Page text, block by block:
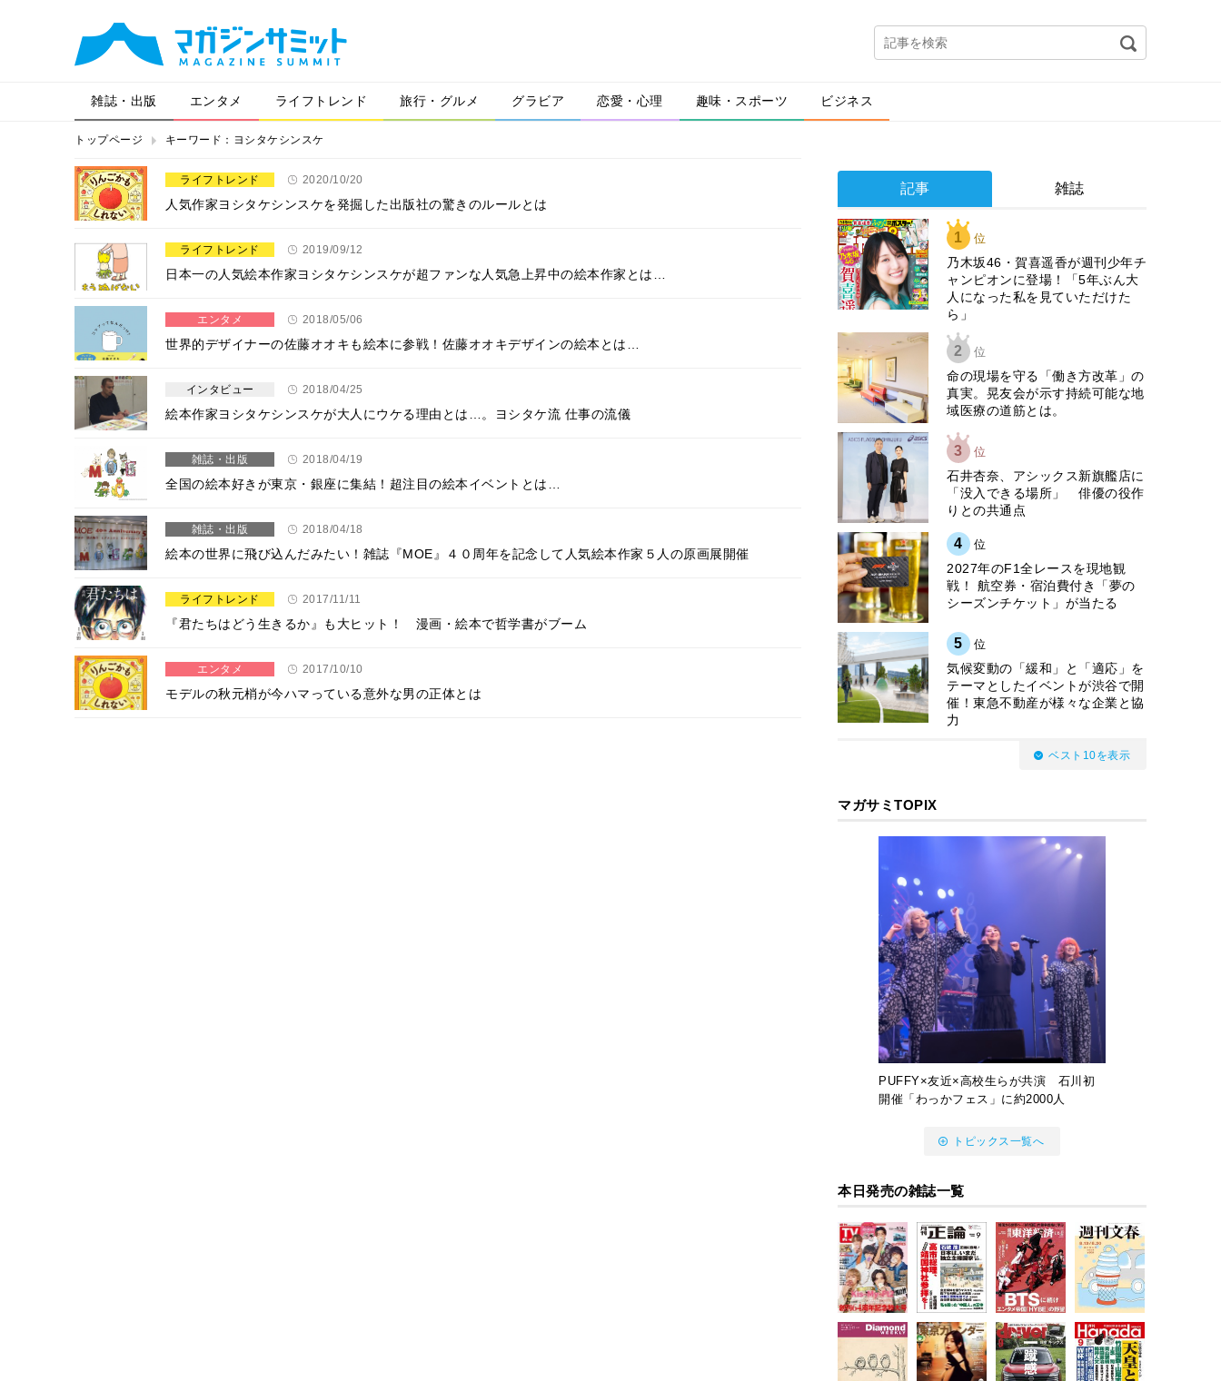
雑誌・出版 エンタメ ライフトレンド 旅行・グルメ グラビア 恋愛・心理 趣味・スポーツ ビジネス
トップページ キーワード：ヨシタケシンスケ
ライフトレンド 2020/10/20
人気作家ヨシタケシンスケを発掘した出版社の驚きのルールとは
ライフトレンド 2019/09/12
日本一の人気絵本作家ヨシタケシンスケが超ファンな人気急上昇中の絵本作家とは…
エンタメ 2018/05/06
世界的デザイナーの佐藤オオキも絵本に参戦！佐藤オオキデザインの絵本とは…
インタビュー 2018/04/25
絵本作家ヨシタケシンスケが大人にウケる理由とは…。ヨシタケ流 仕事の流儀
雑誌・出版 2018/04/19
全国の絵本好きが東京・銀座に集結！超注目の絵本イベントとは…
雑誌・出版 2018/04/18
絵本の世界に飛び込んだみたい！雑誌『MOE』４０周年を記念して人気絵本作家５人の原画展開催
ライフトレンド 2017/11/11
『君たちはどう生きるか』も大ヒット！ 漫画・絵本で哲学書がブーム
エンタメ 2017/10/10
モデルの秋元梢が今ハマっている意外な男の正体とは
記事 雑誌
1 位
乃木坂46・賀喜遥香が週刊少年チ
ャンピオンに登場！「5年ぶん大
人になった私を見ていただけた
ら」
2 位
​命の現場を守る「働き方改革」の
真実。晃友会が示す持続可能な地
域医療の道筋とは。
3 位
石井杏奈、アシックス新旗艦店に
「没入できる場所」 俳優の役作
りとの共通点
4 位
2027年のF1全レースを現地観
戦！ 航空券・宿泊費付き「夢の
シーズンチケット」が当たる
5 位
気候変動の「緩和」と「適応」を
テーマとしたイベントが渋谷で開
催！東急不動産が様々な企業と協
力
ベスト10を表示
マガサミTOPIX
PUFFY×友近×高校生らが共演 石川初
開催「わっかフェス」に約2000人
トピックス一覧へ
本日発売の雑誌一覧